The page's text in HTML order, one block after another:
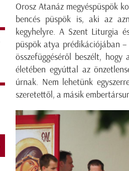
Orosz Atanáz megyéspüspök
bencés püspök is, aki az
kegyhelyre. A Szent Liturgia
püspök atya prédikációjában
összefüggéséről beszélt,
életében egyúttal az
úrnak. Nem lehetünk
szeretettől, a másik